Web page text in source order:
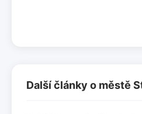
Další články o městě